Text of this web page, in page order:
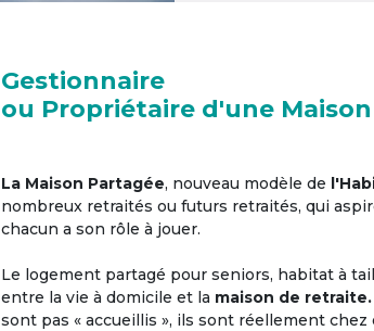
Gestionnaire
ou Propriétaire d'une Maison
La Maison Partagée, nouveau modèle de
nombreux retraités ou futurs retraités, qui
chacun a son rôle à jouer.
Le logement partagé pour seniors, habitat à
entre la vie à domicile et la maison de retraite.
sont pas « accueillis », ils sont réellement chez